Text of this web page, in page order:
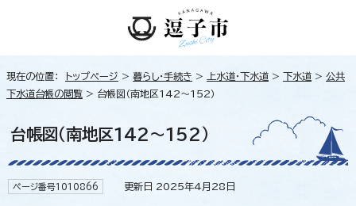
現在の位置： トップページ > 暮らし・手続き > 上水道・下水道 > 下水道 > 公共
下水道台帳の閲覧 > 台帳図（南地区142～152）
台帳図（南地区142～152）
ページ番号1010866 更新日 2025年4月28日